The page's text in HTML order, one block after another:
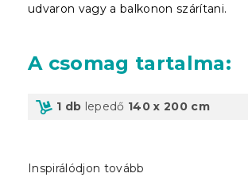
udvaron vagy a balkonon szárítani.
A csomag tartalma:
1 db lepedő 140 x 200 cm
Inspirálódjon tovább